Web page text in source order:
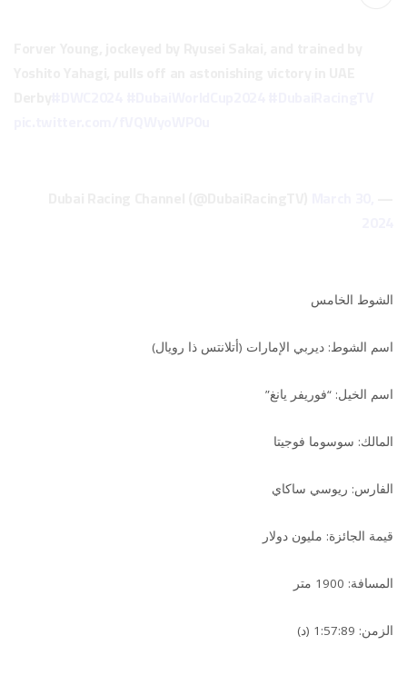
الشوط الخامس
اسم الشوط: ديربي الإمارات (أتلانتس ذا رويال)
اسم الخيل: “فوريفر يانغ”
المالك: سوسوما فوجيتا
الفارس: ريوسي ساكاي
قيمة الجائزة: مليون دولار
المسافة: 1900 متر
الزمن: 1:57:89 (د)